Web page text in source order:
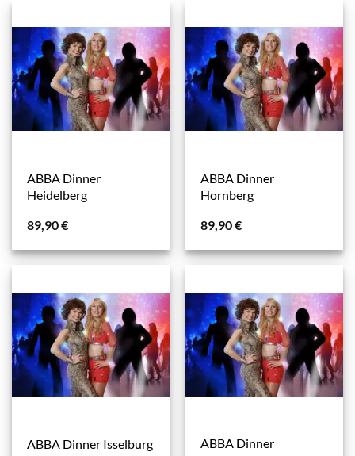
ABBA Dinner
Heidelberg
89,90€
ABBA Dinner
Hornberg
89,90€
ABBA Dinner Isselburg
ABBA Dinner